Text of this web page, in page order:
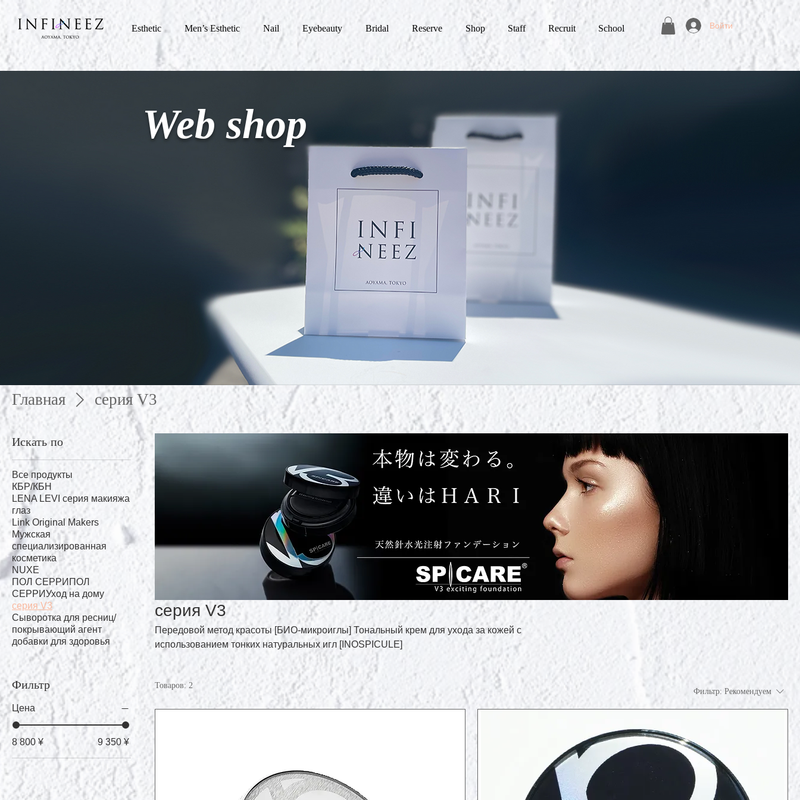
Esthetic Men’s Esthetic Nail Eyebeauty Bridal Reserve Shop Staff Recruit School Войти
Web shop
Главная серия V3
Искать по
Все продукты
КБР/КБН
LENA LEVI серия макияжа
глаз
Link Original Makers
Мужская
специализированная
косметика
NUXE
ПОЛ СЕРРИПОЛ
СЕРРИУход на дому
серия V3
Сыворотка для ресниц/
покрывающий агент
добавки для здоровья
Фильтр
Цена
8 800 ¥ 9 350 ¥
серия V3
Передовой метод красоты [БИО-микроиглы] Тональный крем для ухода за кожей с
использованием тонких натуральных игл [INOSPICULE]
Товаров: 2
Фильтр: Рекомендуем